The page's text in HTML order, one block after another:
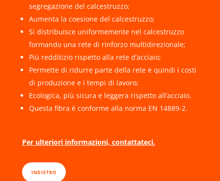
segregazione del calcestruzzo;
Aumenta la coesione del calcestruzzo;
Si distribuisce uniformemente nel calcestruzzo
formando una rete di rinforzo multidirezionale;
Più redditizio rispetto alla rete d’acciaio;
Permette di ridurre parte della rete e quindi i costi
di produzione e i tempi di lavoro;
Ecologica, più sicura e leggera rispetto all’acciaio.
Questa fibra è conforme alla norma EN 14889-2.
Per ulteriori informazioni, contattateci.
INDIETRO